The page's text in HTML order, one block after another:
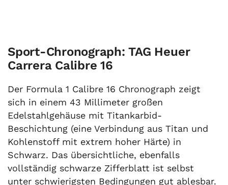
Sport-Chronograph: TAG Heuer
Carrera Calibre 16
Der Formula 1 Calibre 16 Chronograph zeigt
sich in einem 43 Millimeter großen
Edelstahlgehäuse mit Titankarbid-
Beschichtung (eine Verbindung aus Titan und
Kohlenstoff mit extrem hoher Härte) in
Schwarz. Das übersichtliche, ebenfalls
vollständig schwarze Zifferblatt ist selbst
unter schwierigsten Bedingungen gut ablesbar.